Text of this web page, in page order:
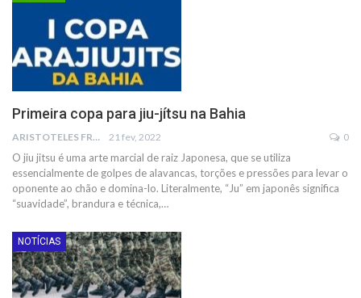
Primeira copa para jiu-jítsu na Bahia
ARISTOTELES FRANCO 21 fev, 2022 0
O jiu jitsu é uma arte marcial de raiz Japonesa, que se utiliza
essencialmente de golpes de alavancas, torções e pressões para levar o
oponente ao chão e domina-lo. Literalmente, “Ju” em japonês significa
“suavidade”, brandura e técnica,…
NOTÍCIAS